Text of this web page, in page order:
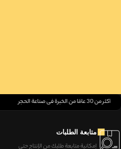
أكثر من 30 عامًا من الخبرة في صناعة الحجر
متابعة الطلبات
إمكانية متابعة طلبك من الإنتاج حتى